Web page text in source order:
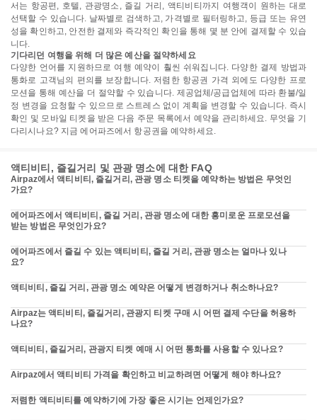
서는 항공편, 호텔, 관광명소, 즐길 거리, 액티비티까지 여행객이 원하는 대로
선택할 수 있습니다. 날짜별로 검색하고, 가격별로 필터링하고, 등급 또는 유연
성을 확인하고, 안전한 결제와 즉각적인 확인을 통해 몇 분 안에 결제할 수 있습
니다.
기다리던 여행을 위해 더 많은 예산을 절약하세요
다양한 언어를 지원하므로 여행 예약이 훨씬 쉬워집니다. 다양한 결제 방법과
통화로 고객님의 편의를 보장합니다. 저렴한 항공권 가격 외에도 다양한 프로
모션을 통해 예산을 더 절약할 수 있습니다. 제공업체/공급업체에 따라 환불/일
정 변경을 요청할 수 있으므로 스트레스 없이 계획을 변경할 수 있습니다. 즉시
확인 및 모바일 티켓을 받은 다음 주문 목록에서 예약을 관리하세요. 무엇을 기
다리시나요? 지금 에어파즈에서 항공권을 예약하세요.
액티비티, 즐길거리 및 관광 명소에 대한 FAQ
Airpaz에서 액티비티, 즐길거리, 관광 명소 티켓을 예약하는 방법은 무엇인
가요?
에어파즈에서 액티비티, 즐길 거리, 관광 명소에 대한 흥미로운 프로모션을
받는 방법은 무엇인가요?
에어파즈에서 즐길 수 있는 액티비티, 즐길 거리, 관광 명소는 얼마나 있나
요?
액티비티, 즐길 거리, 관광 명소 예약은 어떻게 변경하거나 취소하나요?
Airpaz는 액티비티, 즐길거리, 관광지 티켓 구매 시 어떤 결제 수단을 허용하
나요?
액티비티, 즐길거리, 관광지 티켓 예매 시 어떤 통화를 사용할 수 있나요?
Airpaz에서 액티비티 가격을 확인하고 비교하려면 어떻게 해야 하나요?
저렴한 액티비티를 예약하기에 가장 좋은 시기는 언제인가요?